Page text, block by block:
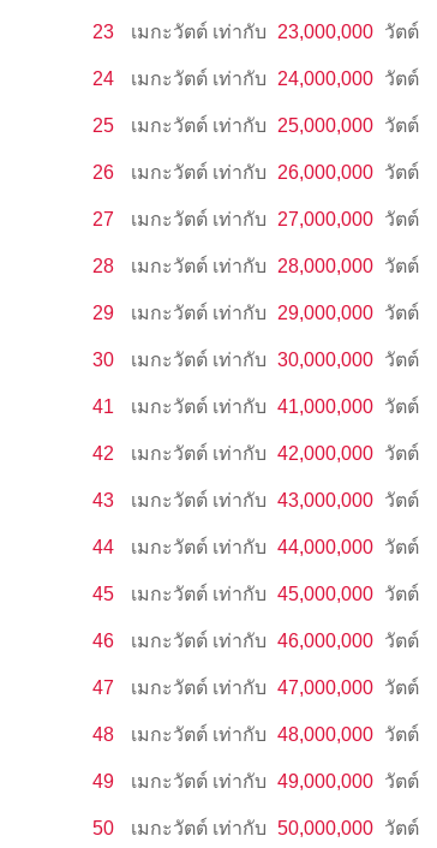
23 เมกะวัตต์ เท่ากับ 23,000,000 วัตต์
24 เมกะวัตต์ เท่ากับ 24,000,000 วัตต์
25 เมกะวัตต์ เท่ากับ 25,000,000 วัตต์
26 เมกะวัตต์ เท่ากับ 26,000,000 วัตต์
27 เมกะวัตต์ เท่ากับ 27,000,000 วัตต์
28 เมกะวัตต์ เท่ากับ 28,000,000 วัตต์
29 เมกะวัตต์ เท่ากับ 29,000,000 วัตต์
30 เมกะวัตต์ เท่ากับ 30,000,000 วัตต์
41 เมกะวัตต์ เท่ากับ 41,000,000 วัตต์
42 เมกะวัตต์ เท่ากับ 42,000,000 วัตต์
43 เมกะวัตต์ เท่ากับ 43,000,000 วัตต์
44 เมกะวัตต์ เท่ากับ 44,000,000 วัตต์
45 เมกะวัตต์ เท่ากับ 45,000,000 วัตต์
46 เมกะวัตต์ เท่ากับ 46,000,000 วัตต์
47 เมกะวัตต์ เท่ากับ 47,000,000 วัตต์
48 เมกะวัตต์ เท่ากับ 48,000,000 วัตต์
49 เมกะวัตต์ เท่ากับ 49,000,000 วัตต์
50 เมกะวัตต์ เท่ากับ 50,000,000 วัตต์